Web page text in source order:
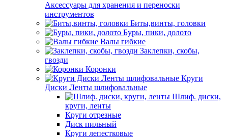
Аксессуары для хранения и переноски
инструментов
Биты,винты, головки
Буры, пики, долото
Валы гибкие
Заклепки, скобы,
гвозди
Коронки
Круги
Диски Ленты шлифовальные
Шлиф. диски,
круги, ленты
Круги отрезные
Диск пильный
Круги лепестковые